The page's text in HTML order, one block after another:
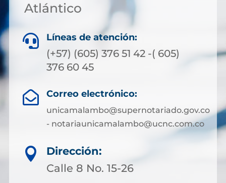
Atlántico
 Líneas de atención:
(+57) (605) 376 51 42 -( 605)
376 60 45
 Correo electrónico:
unicamalambo@supernotariado.gov.co
- notariaunicamalambo@ucnc.com.co

Dirección:
Calle 8 No. 15-26